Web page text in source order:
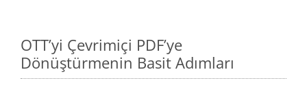
OTT’yi Çevrimiçi PDF’ye
Dönüştürmenin Basit Adımları